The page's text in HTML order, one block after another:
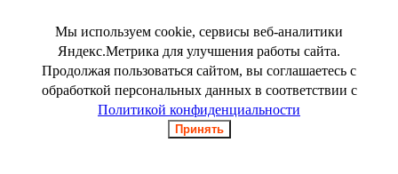
Ягода замороженная
Мы используем cookie, сервисы веб-аналитики
Яндекс.Метрика для улучшения работы сайта.
Продолжая пользоваться сайтом, вы соглашаетесь с
обработкой персональных данных в соответствии с
Политикой конфиденциальности
Принять